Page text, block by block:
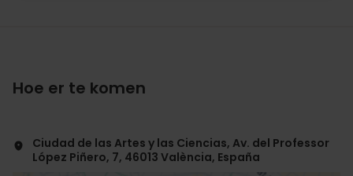
Hoe er te komen
Ciudad de las Artes y las Ciencias, Av. del Professor
López Piñero, 7, 46013 València, España